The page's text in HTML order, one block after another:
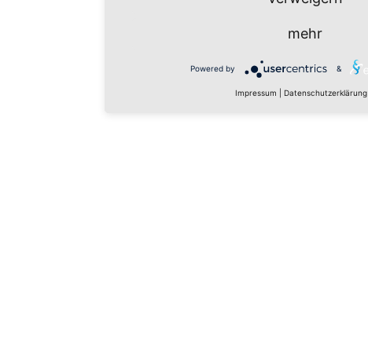
mehr
Powered by &
Impressum Datenschutzerklärung